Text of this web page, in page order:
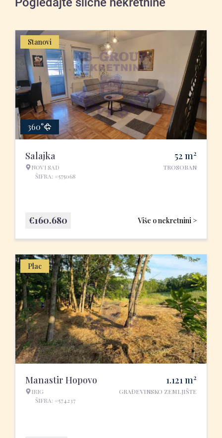
Stanovi
360°
Salajka
NOVI SAD
ŠIFRA: #575068
52 m2
TROSOBAN
Više o nekretnini >
€160.680
Plac
Manastir Hopovo
IRIG
ŠIFRA: #574237
1.121m2
GRAĐEVINSKO ZEMLJIŠTE